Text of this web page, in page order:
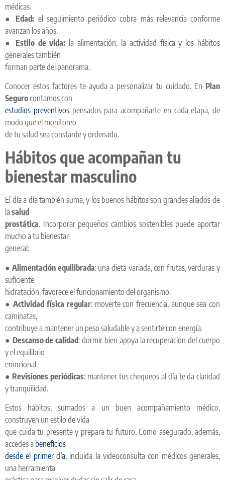
médicas.
● Edad: el seguimiento periódico cobra más relevancia conforme
avanzan los años.
●
Estilo de vida: la alimentación, la actividad física y los hábitos
generales también
forman parte del panorama.
Conocer estos factores te ayuda a personalizar tu cuidado. En Plan
Segurocontamos con
estudios preventivospensados para acompañarte en cada etapa, de
modo que el monitoreo
de tu salud sea constante y ordenado.
Hábitos que acompañan tu
bienestar masculino
El día a día también suma, y los buenos hábitos son grandes aliados de
lasalud
prostática. Incorporar pequeños cambios sostenibles puede aportar
mucho a tu bienestar
general:
●Alimentación equilibrada: una dieta variada, con frutas, verduras y
suficiente
hidratación, favorece el funcionamiento del organismo.
●Actividad física regular: moverte con frecuencia, aunque sea con
caminatas,
contribuye a mantener un peso saludable y a sentirte con energía.
● Descanso de calidad: dormir bien apoya la recuperación del cuerpo
y el equilibrio
emocional.
● Revisiones periódicas: mantener tus chequeos al día te da claridad
y tranquilidad.
Estos hábitos, sumados a un buen acompañamiento médico,
construyen un estilo de vida
que cuida tu presente y prepara tu futuro. Como asegurado, además,
accedes a beneficios
desde el primer día, incluida la videoconsulta con médicos generales,
una herramienta